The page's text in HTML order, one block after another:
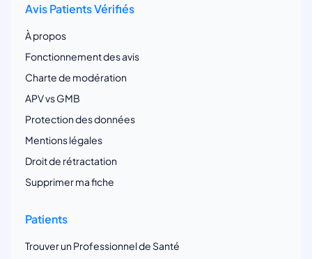
Avis Patients Vérifiés
À propos
Fonctionnement des avis
Charte de modération
APV vs GMB
Protection des données
Mentions légales
Droit de rétractation
Supprimer ma fiche
Patients
Trouver un Professionnel de Santé